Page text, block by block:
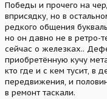
Победы и прочего на
вприсядку, но в
редкого общения
но он давно не в ретро-
сейчас о железках..
приобретённую кучу
кто где и с кем тусит, в
передвижения, и
в ремонт таскали.